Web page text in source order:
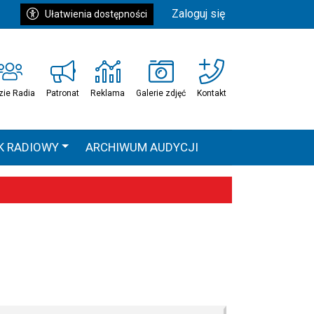
Ułatwienia dostępności Zaloguj się
Radia Patronat Reklama Galerie zdjęć Kontakt
RADIOWY ARCHIWUM AUDYCJI
HEAVEN TOUR